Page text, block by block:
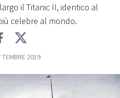
il Titanic II, identico al
celebre al mondo.
2019